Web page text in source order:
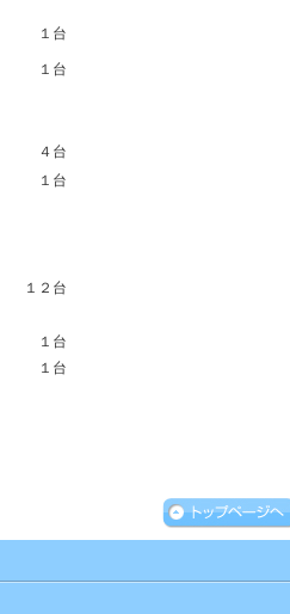
１台
１台
４台
１台
１２台
１台
１台